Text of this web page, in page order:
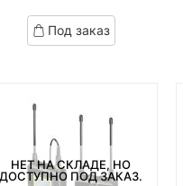
based
onПод заказ
НЕТ НА СКЛАДЕ, НО
ДОСТУПНО ПОД ЗАКАЗ.